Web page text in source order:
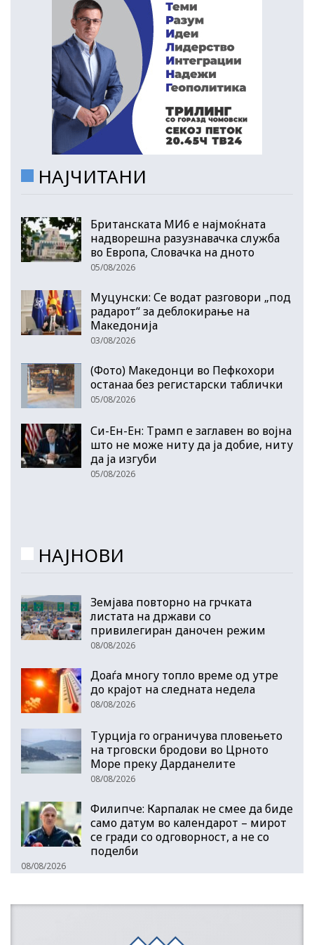
НАЈЧИТАНИ
Британската МИ6 е најмоќната
надворешна разузнавачка служба
во Европа, Словачка на дното
05/08/2026
Муцунски: Се водат разговори „под
радарот“ за деблокирање на
Македонија
03/08/2026
(Фото) Македонци во Пефкохори
останаа без регистарски таблички
05/08/2026
Си-Ен-Ен: Трамп е заглавен во војна
што не може ниту да ја добие, ниту
да ја изгуби
05/08/2026
НАЈНОВИ
Земјава повторно на грчката
листата на држави со
привилегиран даночен режим
08/08/2026
Доаѓа многу топло време од утре
до крајот на следната недела
08/08/2026
Турција го ограничува пловењето
на трговски бродови во Црното
Море преку Дарданелите
08/08/2026
Филипче: Карпалак не смее да биде
само датум во календарот – мирот
се гради со одговорност, а не со
поделби
08/08/2026